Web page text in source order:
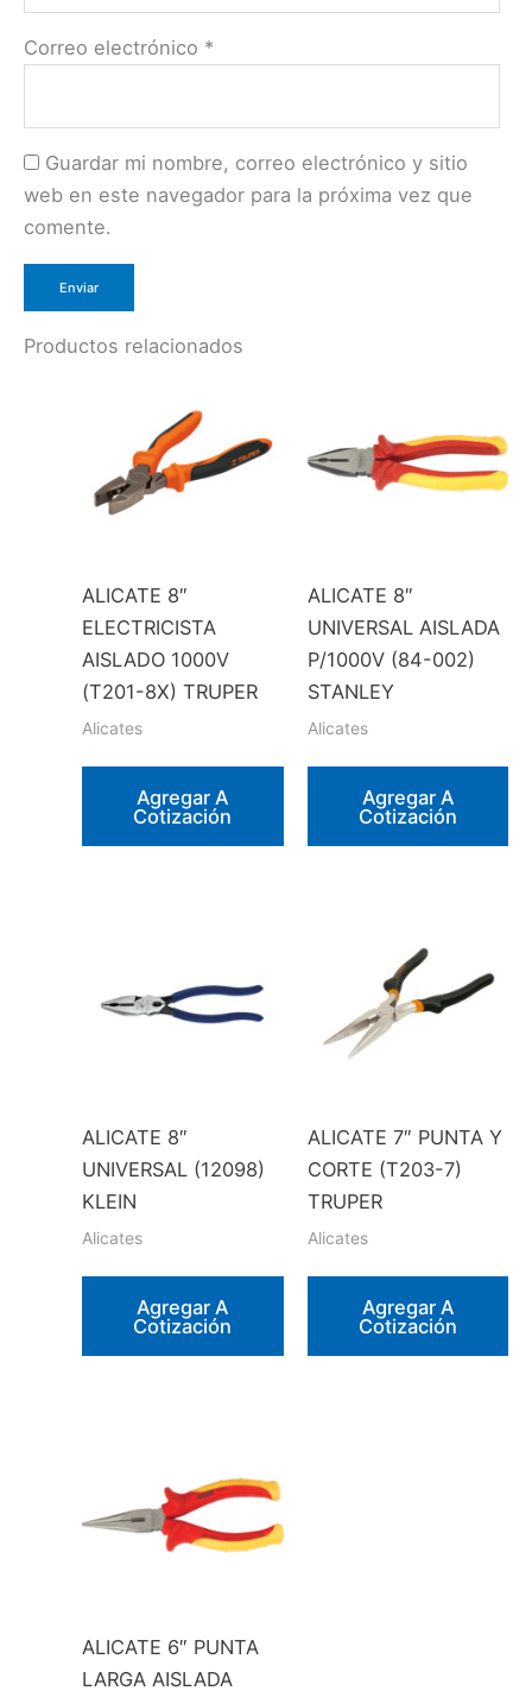
Correo electrónico *
Guardar mi nombre, correo electrónico y sitio
web en este navegador para la próxima vez que
comente.
Productos relacionados
ALICATE 8″
ELECTRICISTA
AISLADO 1000V
(T201-8X) TRUPER
Alicates
Agregar A
Cotización
ALICATE 8″
UNIVERSAL AISLADA
P/1000V (84-002)
STANLEY
Alicates
Agregar A
Cotización
ALICATE 8″
UNIVERSAL (12098)
KLEIN
Alicates
Agregar A
Cotización
ALICATE 7″ PUNTA Y
CORTE (T203-7)
TRUPER
Alicates
Agregar A
Cotización
ALICATE 6″ PUNTA
LARGA AISLADA